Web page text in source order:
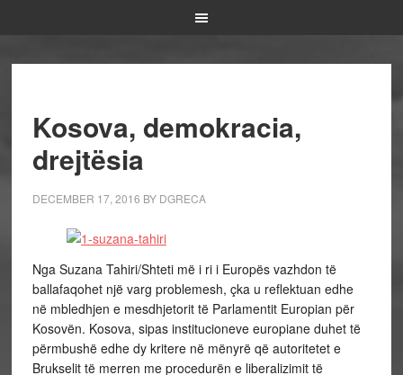
Kosova, demokracia,
drejtësia
DECEMBER 17, 2016 BY DGRECA
Nga Suzana Tahiri/Shteti më i ri i Europës vazhdon të
ballafaqohet një varg problemesh, çka u reflektuan edhe
në mbledhjen e mesdhjetorit të Parlamentit Europian për
Kosovën. Kosova, sipas institucioneve europiane duhet të
përmbushë edhe dy kritere në mënyrë që autoritetet e
Brukselit të merren me procedurën e liberalizimit të